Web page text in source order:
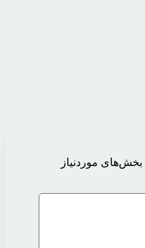
بخش‌های موردنیاز